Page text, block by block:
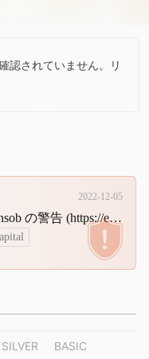
認されていません。リ
2022-12-05
Bc Solutions Limited に関する Consob の警告 (https://euroinvestpartner.com、ページ https://webtrader.euroinvestpartner.com および https://crm.euroinvestpartner.com) - Sharkoption (www.sharkoption.com、ページ https:// client.sharkoption.com および https://webtrader.sharkoption.com) - Coconors and Partners Llc (https://honestcapital.pro、ページ https://webtrader.c-invest.co) - Winnex Consulting (https:/ /winexconsulting.com、ページ https://client.winexconsulting.com)
SILVER BASIC